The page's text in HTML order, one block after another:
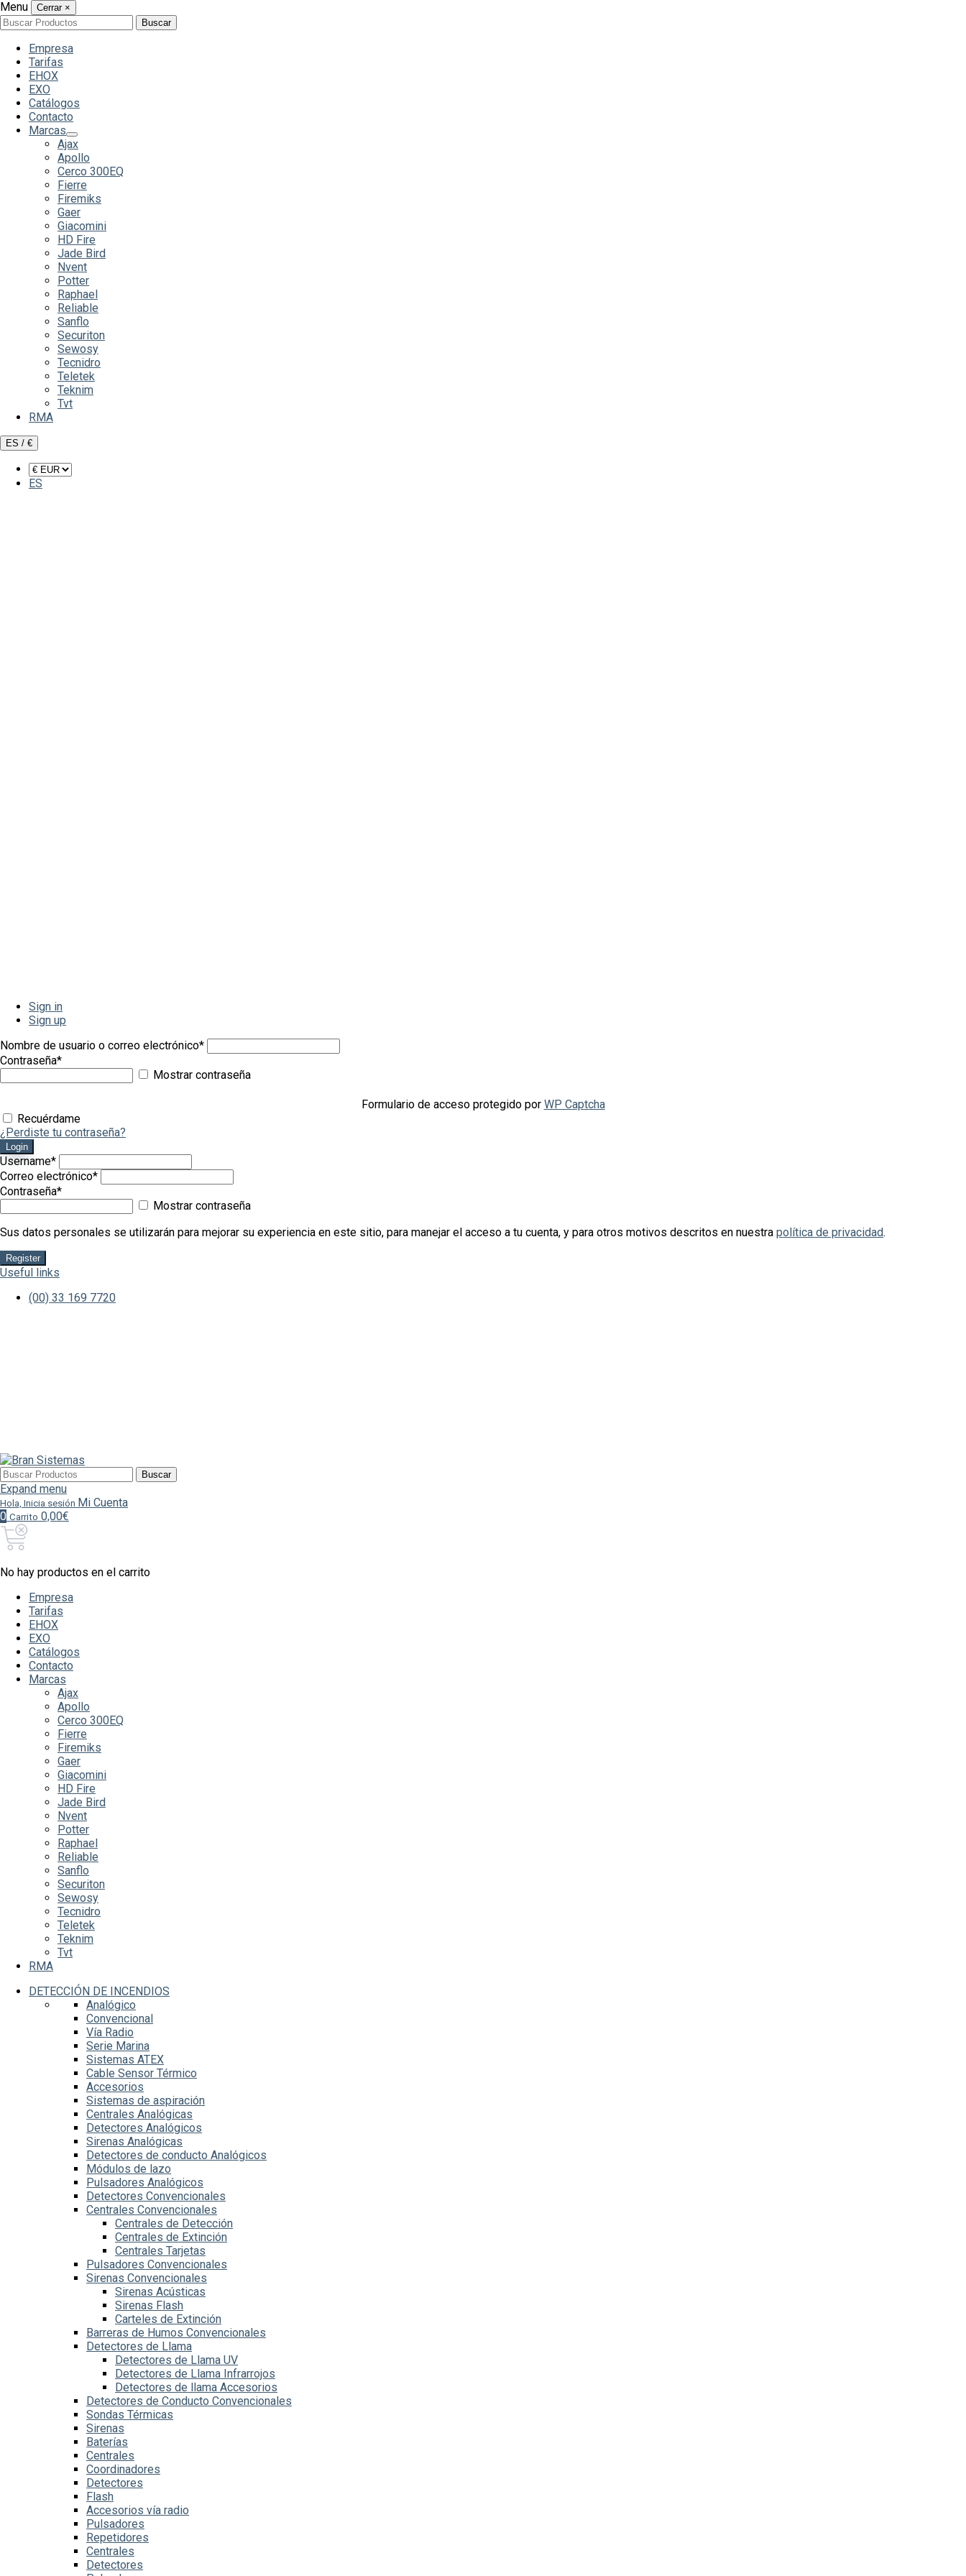
Menu Cerrar ×
Buscar
por:
Buscar
Empresa
Tarifas
EHOX
EXO
Catálogos
Contacto
Marcas
Ajax
Apollo
Cerco 300EQ
Fierre
Firemiks
Gaer
Giacomini
HD Fire
Jade Bird
Nvent
Potter
Raphael
Reliable
Sanflo
Securiton
Sewosy
Tecnidro
Teletek
Teknim
Tvt
RMA
ES / €
ES
Sign in
Sign up
Nombre de usuario o correo electrónico*
Contraseña*
Mostrar contraseña
Formulario de acceso protegido por WP Captcha
Recuérdame
¿Perdiste tu contraseña?
Login
Username*
Correo electrónico*
Contraseña*
Mostrar contraseña
Sus datos personales se utilizarán para mejorar su experiencia en este sitio, para manejar el acceso a tu cuenta, y para otros motivos descritos en nuestra política de privacidad.
Register
Useful links
(00) 33 169 7720
Buscar
por:
Buscar
Expand menu
Hola, Inicia sesión Mi Cuenta
0 Carrito 0,00€
No hay productos en el carrito
Empresa
Tarifas
EHOX
EXO
Catálogos
Contacto
Marcas
Ajax
Apollo
Cerco 300EQ
Fierre
Firemiks
Gaer
Giacomini
HD Fire
Jade Bird
Nvent
Potter
Raphael
Reliable
Sanflo
Securiton
Sewosy
Tecnidro
Teletek
Teknim
Tvt
RMA
DETECCIÓN DE INCENDIOS
Analógico
Convencional
Vía Radio
Serie Marina
Sistemas ATEX
Cable Sensor Térmico
Accesorios
Sistemas de aspiración
Centrales Analógicas
Detectores Analógicos
Sirenas Analógicas
Detectores de conducto Analógicos
Módulos de lazo
Pulsadores Analógicos
Detectores Convencionales
Centrales Convencionales
Centrales de Detección
Centrales de Extinción
Centrales Tarjetas
Pulsadores Convencionales
Sirenas Convencionales
Sirenas Acústicas
Sirenas Flash
Carteles de Extinción
Barreras de Humos Convencionales
Detectores de Llama
Detectores de Llama UV
Detectores de Llama Infrarrojos
Detectores de llama Accesorios
Detectores de Conducto Convencionales
Sondas Térmicas
Sirenas
Baterías
Centrales
Coordinadores
Detectores
Flash
Accesorios vía radio
Pulsadores
Repetidores
Centrales
Detectores